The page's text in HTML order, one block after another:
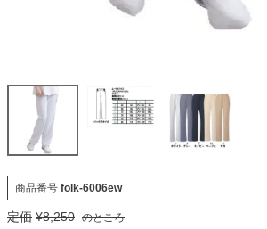
商品番号 folk-6006ew
定価 ¥8,250 のところ